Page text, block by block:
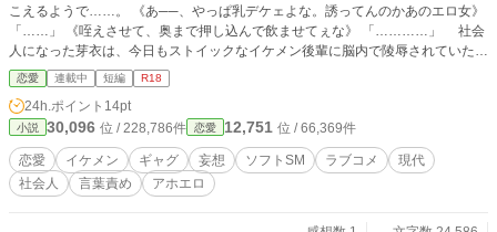
こえるようで……。 《あ──、やっぱ乳デケェよな。誘ってんのかあのエロ女》
「……」 《咥えさせて、奥まで押し込んで飲ませてぇな》 「…………」 社会
人になった芽衣は、今日もストイックなイケメン後輩に脳内で陵辱されていた。
（タイトル通りの内容。ちょっとかわいいアホエロが書きたくなって書きまし
た。ややM向け）
恋愛 連載中 短編 R18
24h.ポイント 14pt
小説 30,096 位 / 228,786件 恋愛 12,751 位 / 66,369件
恋愛 イケメン ギャグ 妄想 ソフトSM ラブコメ
現代
社会人
言葉責め アホエロ